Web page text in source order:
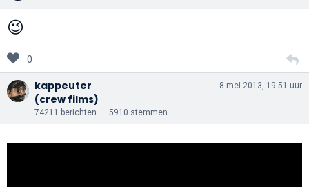
😉
0
kappeuter
(crew films)
74211 berichten 5910 stemmen
8 mei 2013, 19:51 uur